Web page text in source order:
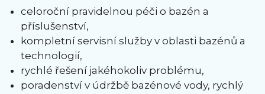
celoroční pravidelnou péči o bazén a
příslušenství,
kompletní servisní služby v oblasti bazénů a
technologií,
rychlé řešení jakéhokoliv problému,
poradenství v údržbě bazénové vody, rychlý